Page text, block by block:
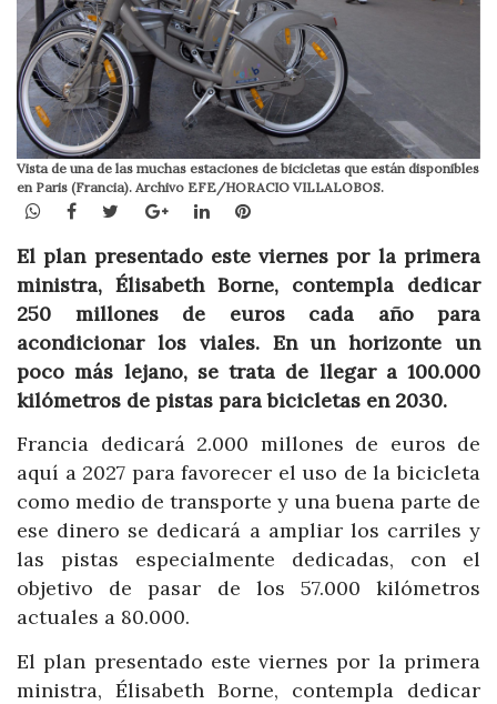
Vista de una de las muchas estaciones de bicicletas que están disponibles
en Paris (Francia). Archivo EFE/HORACIO VILLALOBOS.
WhatsApp
Facebook
TwitterGoogle+LinkedInPinterest
El plan presentado este viernes por la primera
ministra, Élisabeth Borne, contempla dedicar
250 millones de euros cada año para
acondicionar los viales. En un horizonte un
poco más lejano, se trata de llegar a 100.000
kilómetros de pistas para bicicletas en 2030.
Francia dedicará 2.000 millones de euros de
aquí a 2027 para favorecer el uso de la bicicleta
como medio de transporte y una buena parte de
ese dinero se dedicará a ampliar los carriles y
las pistas especialmente dedicadas, con el
objetivo de pasar de los 57.000 kilómetros
actuales a 80.000.
El plan presentado este viernes por la primera
ministra, Élisabeth Borne, contempla dedicar